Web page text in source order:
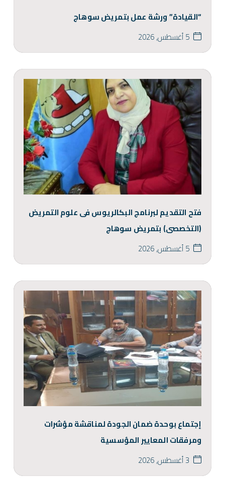
“القيادة” ورشة عمل بتمريض سوهاج
5 أغسطس, 2026
فتح التقديم لبرنامج البكالريوس فى علوم التمريض
(التخصصى) بتمريض سوهاج
5 أغسطس, 2026
إجتماع بوحدة ضمان الجودة لمناقشة مؤشرات
ومرفقات المعايير المؤسسية
3 أغسطس, 2026